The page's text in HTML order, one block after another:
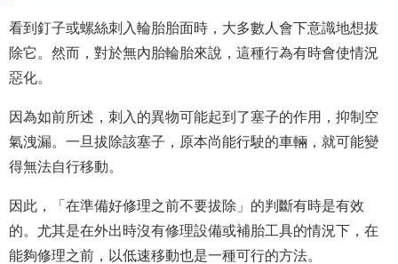
看到釘子或螺絲刺入輪胎胎面時，大多數人會下意識地想拔
除它。然而，對於無內胎輪胎來說，這種行為有時會使情況
惡化。
因為如前所述，刺入的異物可能起到了塞子的作用，抑制空
氣洩漏。一旦拔除該塞子，原本尚能行駛的車輛，就可能變
得無法自行移動。
因此，「在準備好修理之前不要拔除」的判斷有時是有效
的。尤其是在外出時沒有修理設備或補胎工具的情況下，在
能夠修理之前，以低速移動也是一種可行的方法。